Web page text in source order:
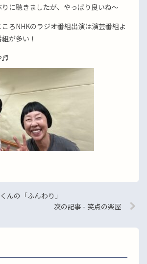
に聴きましたが、やっぱり良いね〜
ろNHKのラジオ番組出演は演芸番組よ
が多い！
♬
んの「ふんわり」
次の記事 - 笑点の楽屋